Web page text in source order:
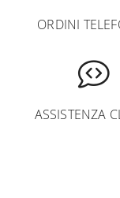
ORDINI
ASSISTENZA